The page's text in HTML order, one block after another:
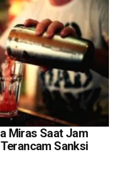
Miras Saat Jam
Sanksi